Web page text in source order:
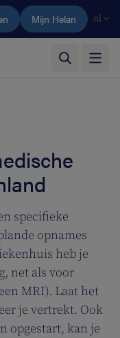
Mijn Helan nl
specifieke
opnames
heb je
net als voor
MRI). Laat het
je vertrekt. Ook
opgestart, kan je